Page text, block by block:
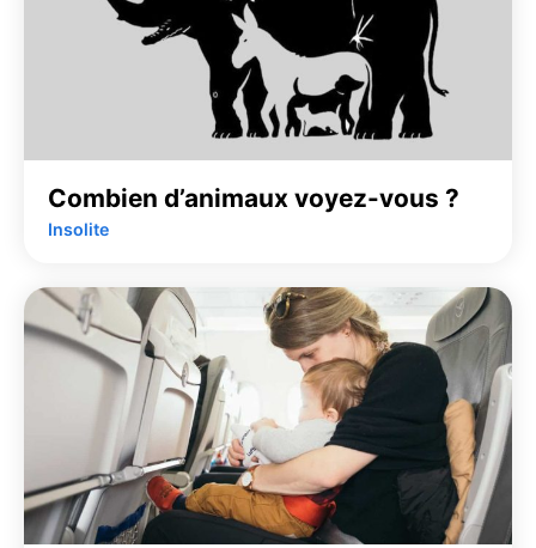
Combien d’animaux voyez-vous ?
Insolite